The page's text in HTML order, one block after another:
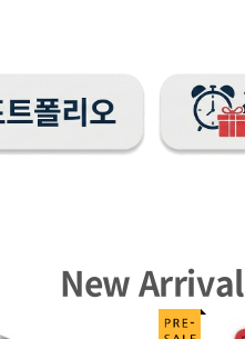
New Arrival